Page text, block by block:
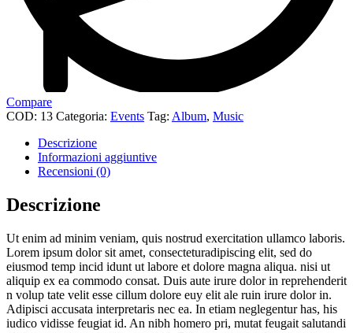
Compare
COD: 13 Categoria: Events Tag: Album, Music
Descrizione
Informazioni aggiuntive
Recensioni (0)
Descrizione
Ut enim ad minim veniam, quis nostrud exercitation ullamco laboris.
Lorem ipsum dolor sit amet, consecteturadipiscing elit, sed do
eiusmod temp incid idunt ut labore et dolore magna aliqua. nisi ut
aliquip ex ea commodo consat. Duis aute irure dolor in reprehenderit
n volup tate velit esse cillum dolore euy elit ale ruin irure dolor in.
Adipisci accusata interpretaris nec ea. In etiam neglegentur has, his
iudico vidisse feugiat id. An nibh homero pri, mutat feugait salutandi